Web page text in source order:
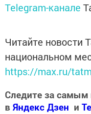
Telegram-канале
Читайте новости
национальном
https://max.ru/
Следите за
в Яндекс Дзен и